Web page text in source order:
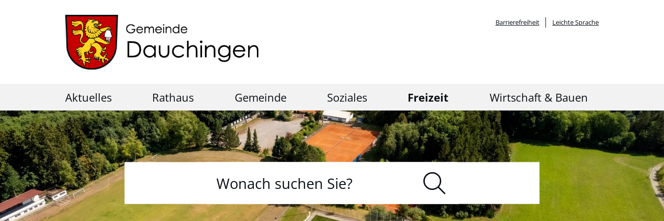
Barrierefreiheit Leichte Sprache
Aktuelles Rathaus Gemeinde Soziales Freizeit Wirtschaft & Bauen